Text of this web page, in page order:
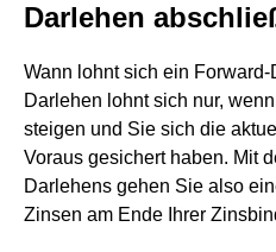
Darlehen
Wann lohnt sich ein
Darlehen lohnt sich nur,
steigen und Sie sich die
Voraus gesichert haben. Mit
Darlehens gehen Sie also
Zinsen am Ende Ihrer